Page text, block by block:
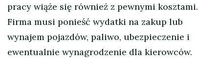
pracy wiąże się również z pewnymi kosztami.
Firma musi ponieść wydatki na zakup lub
wynajem pojazdów, paliwo, ubezpieczenie i
ewentualnie wynagrodzenie dla kierowców.